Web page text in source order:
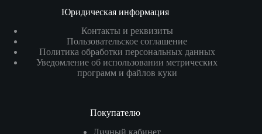
Юридическая информация
Контакты и реквизиты
Пользовательское соглашение
Политика обработки персональных данных
Уведомление об использовании метрических
программ и файлов куки
Покупателю